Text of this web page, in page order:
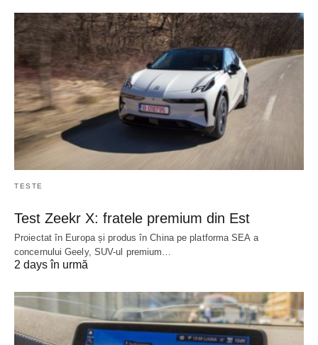
TESTE
Test Zeekr X: fratele premium din Est
Proiectat în Europa și produs în China pe platforma SEA a
concernului Geely, SUV-ul premium…
2 days în urmă